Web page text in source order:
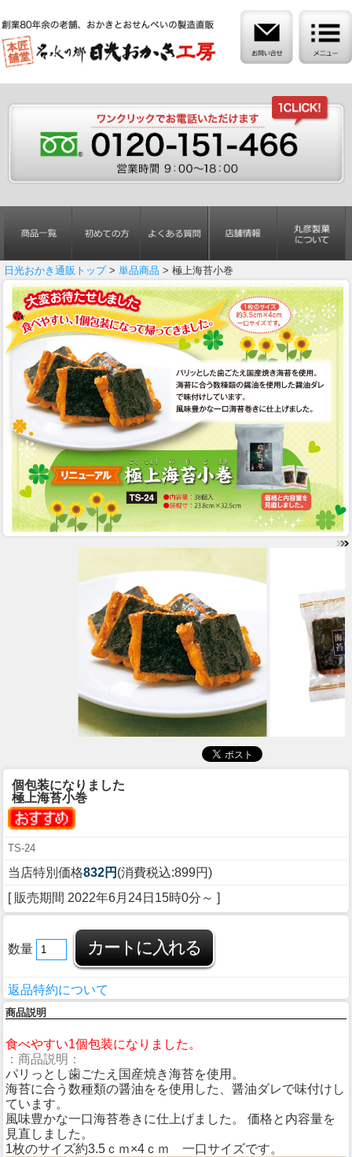
日光おかき通販トップ> 単品商品 > 極上海苔小巻
個包装になりました
極上海苔小巻
TS-24
当店特別価格832円 (消費税込:899円)
[ 販売期間 2022年6月24日15時0分 ～ ]
数量
返品特約について
商品説明
食べやすい1個包装になりました。
：商品説明：
パリっとし歯ごたえ国産焼き海苔を使用。
海苔に合う数種類の醤油をを使用した、醤油ダレで味付けし
ています。
風味豊かな一口海苔巻きに仕上げました。 価格と内容量を
見直しました。
1枚のサイズ約3.5ｃｍ×4ｃｍ 一口サイズです。